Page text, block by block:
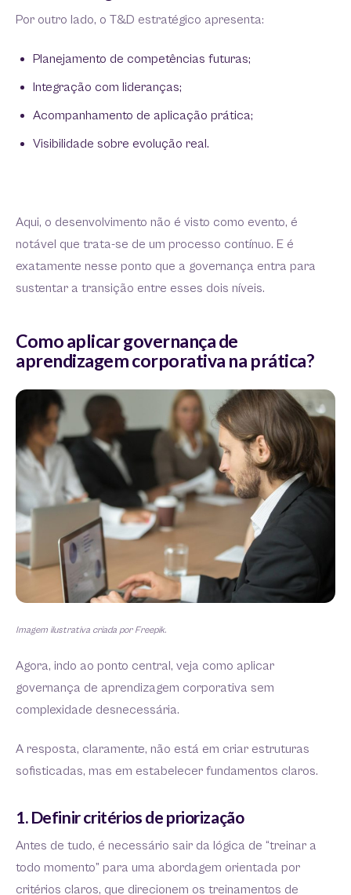
Por outro lado, o T&D estratégico apresenta:
Planejamento de competências futuras;
Integração com lideranças;
Acompanhamento de aplicação prática;
Visibilidade sobre evolução real.
Aqui, o desenvolvimento não é visto como evento, é
notável que trata-se de um processo contínuo. E é
exatamente nesse ponto que a governança entra para
sustentar a transição entre esses dois níveis.
Como aplicar governança de
aprendizagem corporativa na prática?
Imagem ilustrativa criada por Freepik.
Agora, indo ao ponto central, veja como aplicar
governança de aprendizagem corporativa sem
complexidade desnecessária.
A resposta, claramente, não está em criar estruturas
sofisticadas, mas em estabelecer fundamentos claros.
1. Definir critérios de priorização
Antes de tudo, é necessário sair da lógica de “treinar a
todo momento” para uma abordagem orientada por
critérios claros, que direcionem os treinamentos de